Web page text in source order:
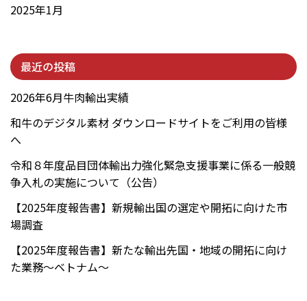
2025年1月
最近の投稿
2026年6月牛肉輸出実績
和牛のデジタル素材 ダウンロードサイトをご利用の皆様
へ
令和８年度品目団体輸出力強化緊急支援事業に係る一般競
争入札の実施について（公告）
【2025年度報告書】新規輸出国の選定や開拓に向けた市
場調査
【2025年度報告書】新たな輸出先国・地域の開拓に向け
た業務～ベトナム～